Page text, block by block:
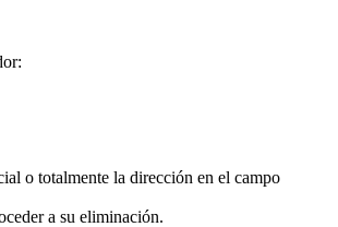
o totalmente la dirección en el campo
a su eliminación.